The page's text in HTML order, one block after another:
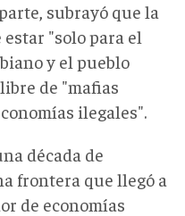
subrayó que la
"solo para el
y el pueblo
de "mafias
ilegales".
década de
frontera que llegó a
de economías